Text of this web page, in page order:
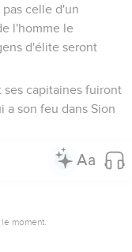
celle d'un
l'homme le
d'élite seront
ses capitaines fuiront
a son feu dans Sion
moment.